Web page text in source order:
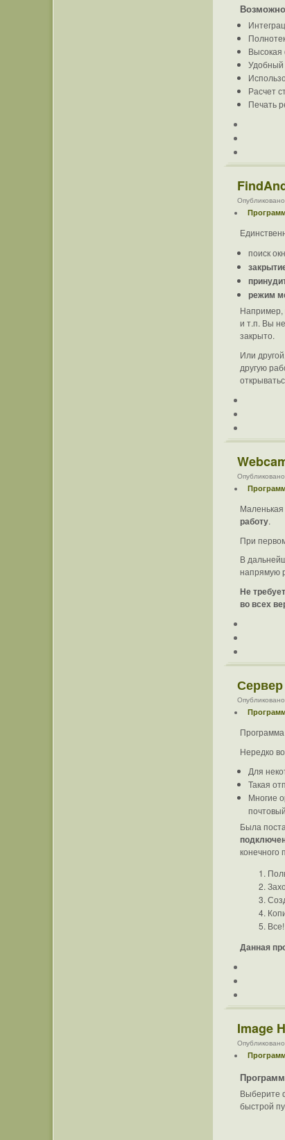
Высокая
Расчет
Печать
поиск
режим
Например,
и т.п. Вы
закрыто.
Или
другую
работу.
При
В
напрямую
Не
во всех
Нередко
Для
Такая
Многие
Была
конечного
Все!
Данная
Image
Выберите
быстрой